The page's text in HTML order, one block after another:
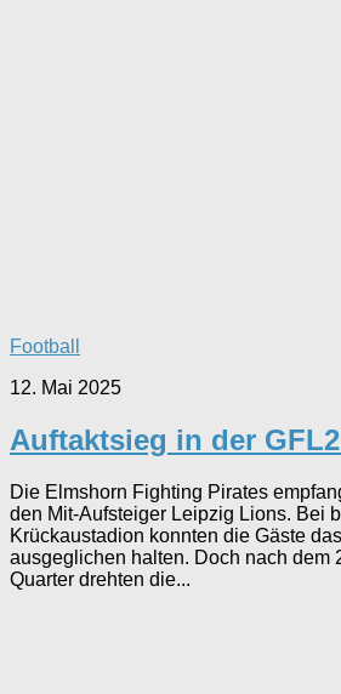
Football
12. Mai 2025
Auftaktsieg in der
Die Elmshorn Fighting Pirates
den Mit-Aufsteiger Leipzig Lions. Bei
Krückaustadion konnten die Gäste
ausgeglichen halten. Doch nach dem
Quarter drehten die...